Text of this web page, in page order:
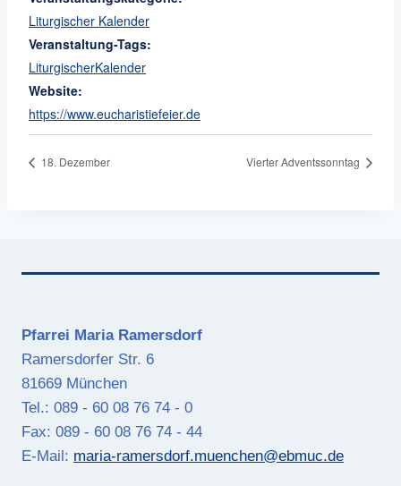
Liturgischer Kalender
Veranstaltung-Tags:
LiturgischerKalender
Website:
https://www.eucharistiefeier.de
18. Dezember Vierter Adventssonntag
Pfarrei Maria Ramersdorf
Ramersdorfer Str. 6
81669 München
Tel.: 089 - 60 08 76 74 - 0
Fax: 089 - 60 08 76 74 - 44
E-Mail: maria-ramersdorf.muenchen@ebmuc.de